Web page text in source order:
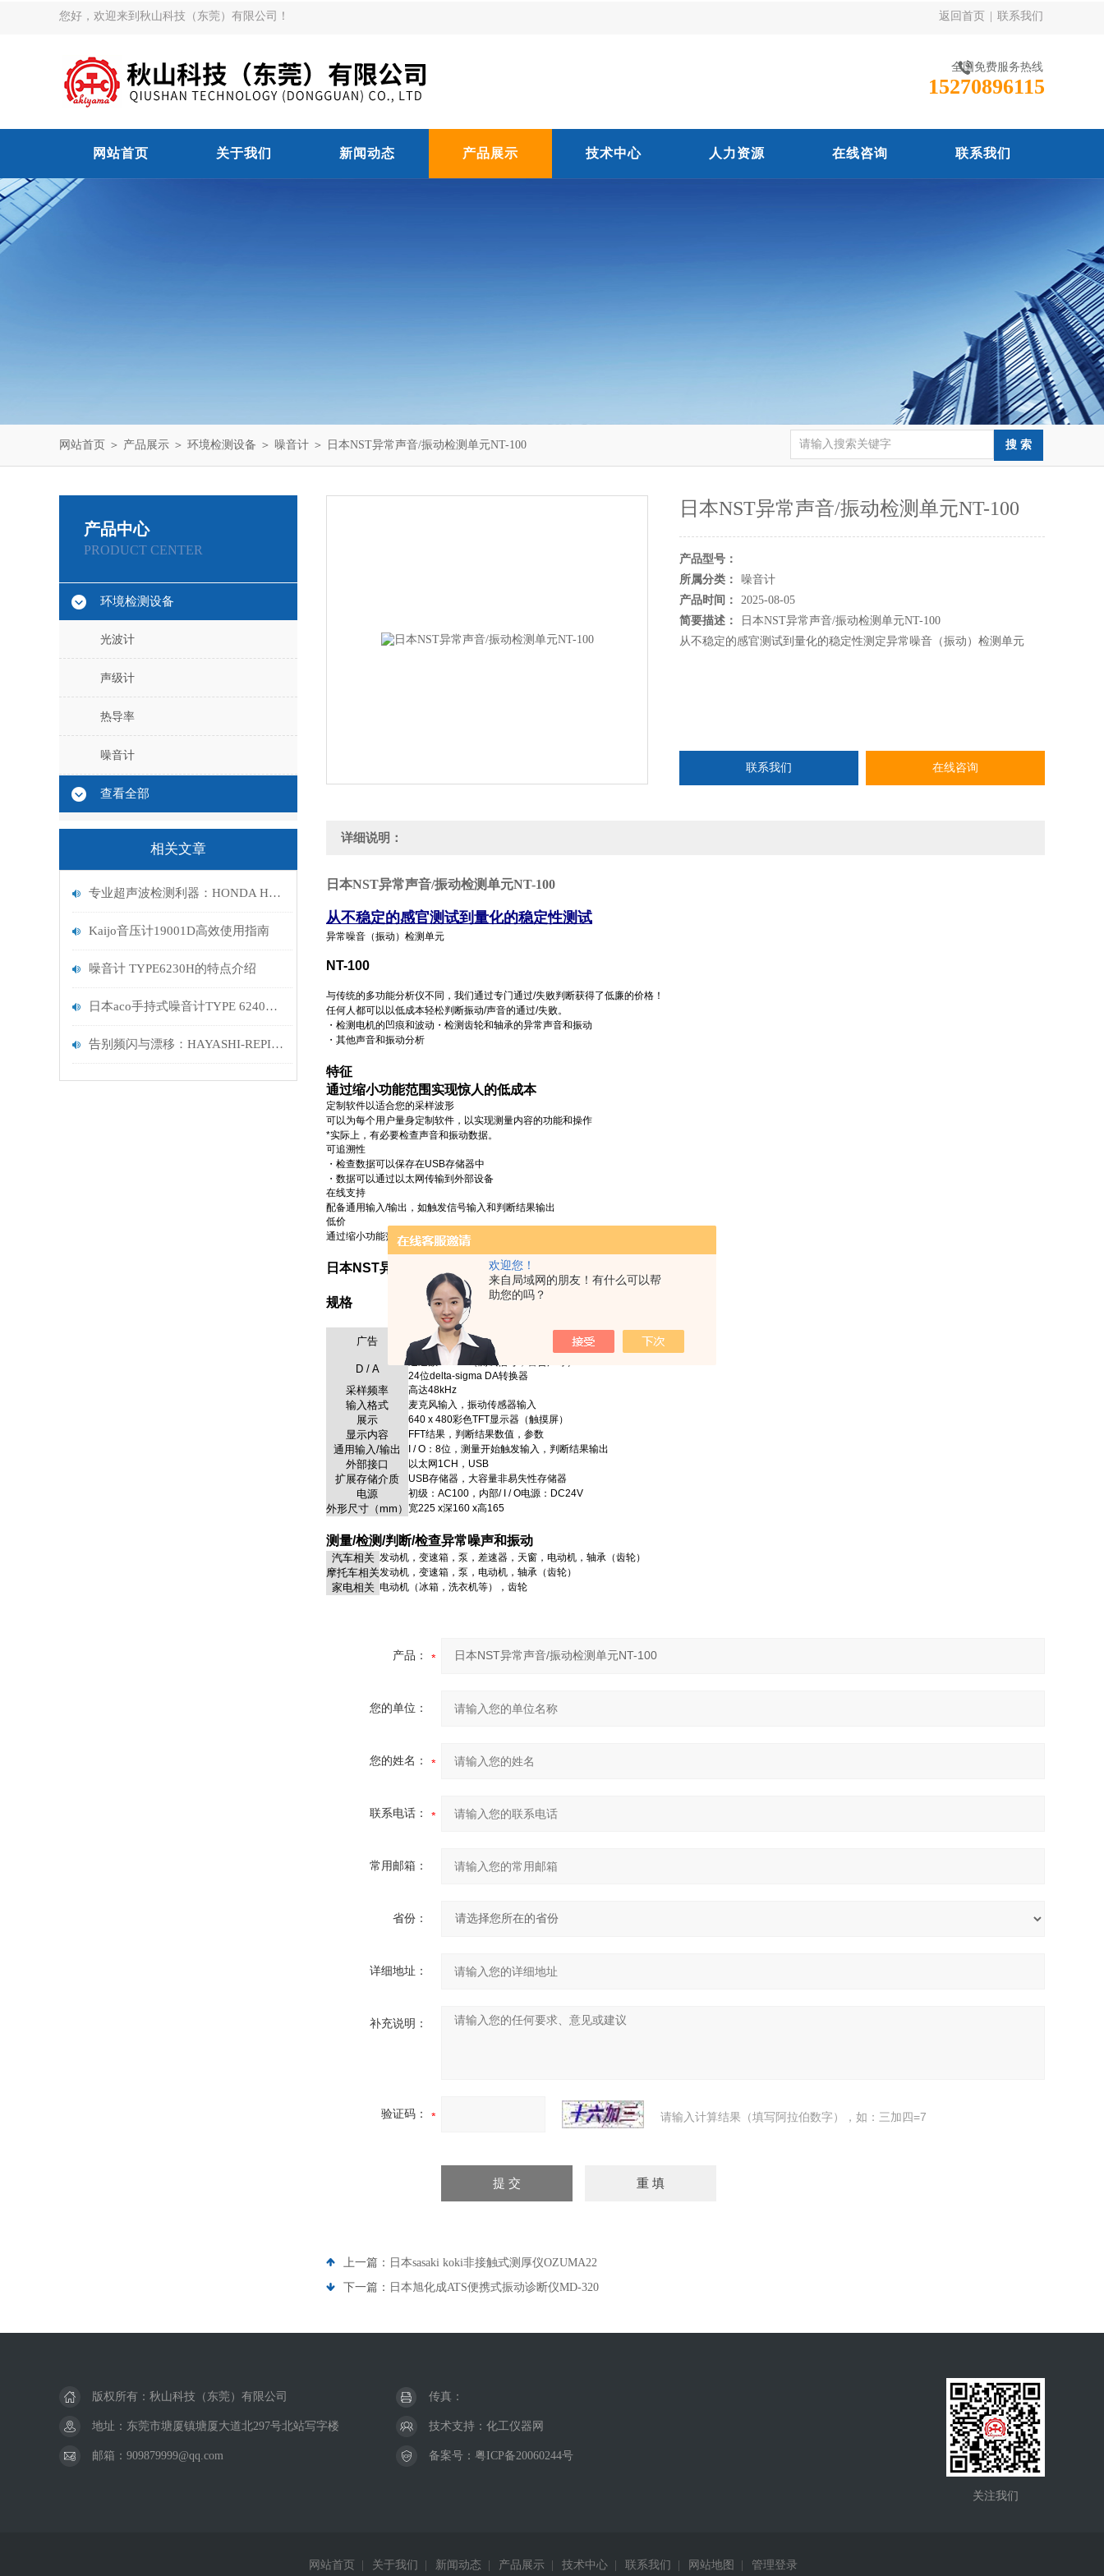
欢迎您！
来自局域网的朋友！有什么可以帮
助您的吗？
您好，欢迎来到秋山科技（东莞）有限公司！ 返回首页 联系我们
全国免费服务热线
15270896115
网站首页 关于我们 新闻动态 产品展示 技术中心 人力资源 在线咨询 联系我们
网站首页 ＞ 产品展示 ＞ 环境检测设备 ＞ 噪音计 ＞ 日本NST异常声音/振动检测单元NT-100
产品中心
PRODUCT CENTER
环境检测设备
光波计
声级计
热导率
噪音计
查看全部
相关文章
专业超声波检测利器：HONDA HUS-3音压仪，为工业清洗与质量控制保驾护航
Kaijo音压计19001D高效使用指南
噪音计 TYPE6230H的特点介绍
日本aco手持式噪音计TYPE 6240产品介绍
告别频闪与漂移：HAYASHI-REPIC LA-150CE如何为机器视觉打造“绝对光场”？
日本NST异常声音/振动检测单元NT-100
产品型号：
所属分类：
噪音计
产品时间：
2025-08-05
简要描述：
日本NST异常声音/振动检测单元NT-100
从不稳定的感官测试到量化的稳定性测定异常噪音（振动）检测单元
联系我们 在线咨询
详细说明：
日本NST异常声音/振动检测单元NT-100
从不稳定的感官测试到量化的稳定性测试
异常噪音（振动）检测单元
NT-100
与传统的多功能分析仪不同，我们通过专门通过/失败判断获得了低廉的价格！
任何人都可以以低成本轻松判断振动/声音的通过/失败。
・检测电机的凹痕和波动・检测齿轮和轴承的异常声音和振动
・其他声音和振动分析
特征
通过缩小功能范围实现惊人的低成本
定制软件以适合您的采样波形
可以为每个用户量身定制软件，以实现测量内容的功能和操作
*实际上，有必要检查声音和振动数据。
可追溯性
・检查数据可以保存在USB存储器中
・数据可以通过以太网传输到外部设备
在线支持
配备通用输入/输出，如触发信号输入和判断结果输出
低价
通过缩小功能范围实现了成本降低
日本NST异常声音/振动检测单元NT-100
规格
广告
通道数：2CH（麦克风输入，振动传感器输入等）
24位delta-sigma AD转换器
D / A
通道数：1CH（测试信号，警告声等）
24位delta-sigma DA转换器
采样频率 高达48kHz
输入格式 麦克风输入，振动传感器输入
展示 640 x 480彩色TFT显示器（触摸屏）
显示内容 FFT结果，判断结果数值，参数
通用输入/输出 I / O：8位，测量开始触发输入，判断结果输出
外部接口 以太网1CH，USB
扩展存储介质 USB存储器，大容量非易失性存储器
电源 初级：AC100，内部/ I / O电源：DC24V
外形尺寸（mm） 宽225 x深160 x高165
测量/检测/判断/检查异常噪声和振动
汽车相关 发动机，变速箱，泵，差速器，天窗，电动机，轴承（齿轮）
摩托车相关发动机，变速箱，泵，电动机，轴承（齿轮）
家电相关 电动机（冰箱，洗衣机等），齿轮
产品：
您的单位：
您的姓名：
联系电话：
常用邮箱：
省份：
详细地址：
补充说明：
验证码： 请输入计算结果（填写阿拉伯数字），如：三加四=7
上一篇： 日本sasaki koki非接触式测厚仪OZUMA22
下一篇： 日本旭化成ATS便携式振动诊断仪MD-320
关注我们
版权所有：秋山科技（东莞）有限公司 传真：
地址：东莞市塘厦镇塘厦大道北297号北站写字楼 技术支持： 化工仪器网
邮箱：909879999@qq.com 备案号： 粤ICP备20060244号
网站首页 关于我们 新闻动态 产品展示 技术中心 联系我们 网站地图 管理登录